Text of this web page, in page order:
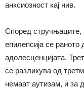
анксиозност кај нив.
Според стручњаците,
епилепсија се раното
адолесценцијата.
се разликува од
немаат аутизам, и за